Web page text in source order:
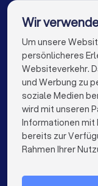
Heizungsbauer in
Heizungsbauer in
Die besten
info@trustlocal.de
FÜR
Wir
Um unsere
persönlicheres
Websiteverkehr.
und Werbung zu
soziale Medien
wird mit unseren
Informationen mit
bereits zur
Rahmen Ihrer